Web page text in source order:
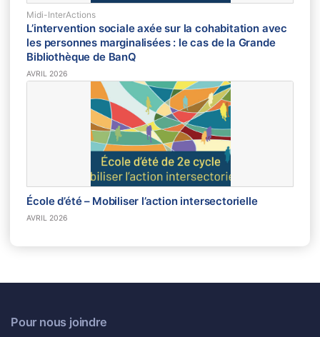
Midi-InterActions
L’intervention sociale axée sur la cohabitation avec
les personnes marginalisées : le cas de la Grande
Bibliothèque de BanQ
AVRIL 2026
École d’été – Mobiliser l’action intersectorielle
AVRIL 2026
Pour nous joindre